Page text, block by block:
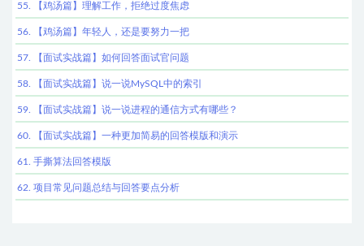
55. 【鸡汤篇】理解工作，拒绝过度焦虑
56. 【鸡汤篇】年轻人，还是要努力一把
57. 【面试实战篇】如何回答面试官问题
58. 【面试实战篇】说一说MySQL中的索引
59. 【面试实战篇】说一说进程的通信方式有哪些？
60. 【面试实战篇】一种更加简易的回答模版和演示
61. 手撕算法回答模版
62. 项目常见问题总结与回答要点分析